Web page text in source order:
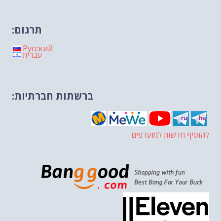
תרגום:
Русский
עברית
ברשתות חברתיות:
להוסיף חדשות למועדפים